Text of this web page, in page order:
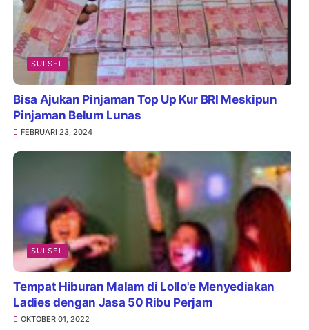
SULSEL
Bisa Ajukan Pinjaman Top Up Kur BRI Meskipun
Pinjaman Belum Lunas
FEBRUARI 23, 2024
SULSEL
Tempat Hiburan Malam di Lollo'e Menyediakan
Ladies dengan Jasa 50 Ribu Perjam
OKTOBER 01, 2022